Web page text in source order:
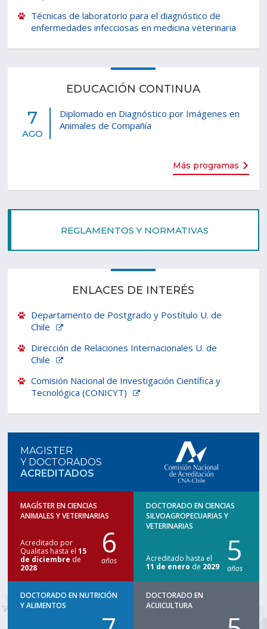
Técnicas de laboratorio para el diagnóstico de
enfermedades infecciosas en medicina veterinaria
EDUCACIÓN CONTINUA
7
AGO
Diplomado en Diagnóstico por Imágenes en
Animales de Compañía
Más programas
REGLAMENTOS Y NORMATIVAS
ENLACES DE INTERÉS
Departamento de Postgrado y Postítulo U. de
Chile
Dirección de Relaciones Internacionales U. de
Chile
Comisión Nacional de Investigación Científica y
Tecnológica (CONICYT)
MAGISTER
Y DOCTORADOS
ACREDITADOS
MAGÍSTER EN CIENCIAS
ANIMALES Y VETERINARIAS
6
años
Acreditado por
Qualitas hasta el15
de diciembre de
2028
DOCTORADO EN CIENCIAS
SILVOAGROPECUARIAS Y
VETERINARIAS
5
años
Acreditado hasta el
11 de enero de 2029
DOCTORADO EN NUTRICIÓN
Y ALIMENTOS
DOCTORADO EN
ACUICULTURA